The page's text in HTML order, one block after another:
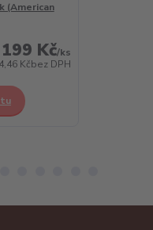
(American
199 Kč/ks
Kčbez DPH